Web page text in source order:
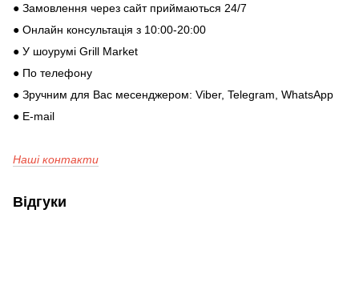
● Замовлення через сайт приймаються 24/7
● Онлайн консультація з 10:00-20:00
● У шоурумі Grill Market
● По телефону
● Зручним для Вас месенджером: Viber, Telegram, WhatsApp
● E-mail
Наші контакти
Відгуки